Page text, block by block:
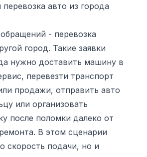
авто из города
- перевозка
город. Такие заявки
нужно доставить машину в
перевезти транспорт
продажи, отправить авто
или организовать
после поломки далеко от
В этом сценарии
скорость подачи, но и